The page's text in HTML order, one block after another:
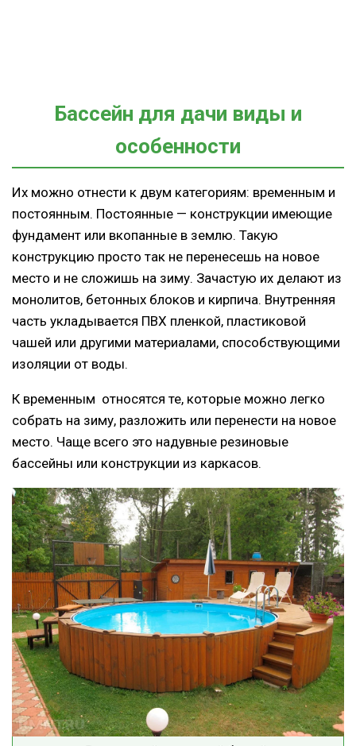
Бассейн для дачи виды и
особенности
Их можно отнести к двум категориям: временным и
постоянным. Постоянные — конструкции имеющие
фундамент или вкопанные в землю. Такую
конструкцию просто так не перенесешь на новое
место и не сложишь на зиму. Зачастую их делают из
монолитов, бетонных блоков и кирпича. Внутренняя
часть укладывается ПВХ пленкой, пластиковой
чашей или другими материалами, способствующими
изоляции от воды.
К временным относятся те, которые можно легко
собрать на зиму, разложить или перенести на новое
место. Чаще всего это надувные резиновые
бассейны или конструкции из каркасов.